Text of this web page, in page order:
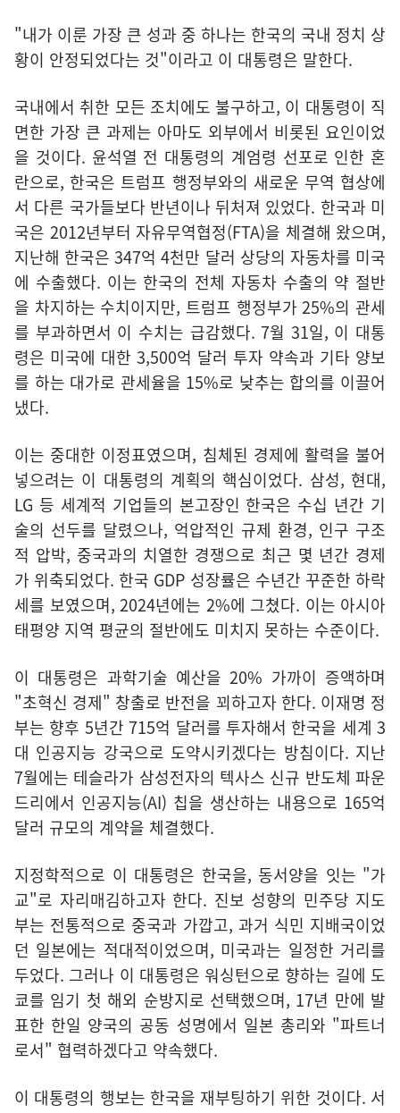
"내가 이룬 가장 큰 성과 중 하나는 한국의 국내 정치 상
황이 안정되었다는 것"이라고 이 대통령은 말한다.
국내에서 취한 모든 조치에도 불구하고, 이 대통령이 직
면한 가장 큰 과제는 아마도 외부에서 비롯된 요인이었
을 것이다. 윤석열 전 대통령의 계엄령 선포로 인한 혼
란으로, 한국은 트럼프 행정부와의 새로운 무역 협상에
서 다른 국가들보다 반년이나 뒤처져 있었다. 한국과 미
국은 2012년부터 자유무역협정(FTA)을 체결해 왔으며,
지난해 한국은 347억 4천만 달러 상당의 자동차를 미국
에 수출했다. 이는 한국의 전체 자동차 수출의 약 절반
을 차지하는 수치이지만, 트럼프 행정부가 25%의 관세
를 부과하면서 이 수치는 급감했다. 7월 31일, 이 대통
령은 미국에 대한 3,500억 달러 투자 약속과 기타 양보
를 하는 대가로 관세율을 15%로 낮추는 합의를 이끌어
냈다.
이는 중대한 이정표였으며, 침체된 경제에 활력을 불어
넣으려는 이 대통령의 계획의 핵심이었다. 삼성, 현대,
LG 등 세계적 기업들의 본고장인 한국은 수십 년간 기
술의 선두를 달렸으나, 억압적인 규제 환경, 인구 구조
적 압박, 중국과의 치열한 경쟁으로 최근 몇 년간 경제
가 위축되었다. 한국 GDP 성장률은 수년간 꾸준한 하락
세를 보였으며, 2024년에는 2%에 그쳤다. 이는 아시아
태평양 지역 평균의 절반에도 미치지 못하는 수준이다.
이 대통령은 과학기술 예산을 20% 가까이 증액하며
"초혁신 경제" 창출로 반전을 꾀하고자 한다. 이재명 정
부는 향후 5년간 715억 달러를 투자해서 한국을 세계 3
대 인공지능 강국으로 도약시키겠다는 방침이다. 지난
7월에는 테슬라가 삼성전자의 텍사스 신규 반도체 파운
드리에서 인공지능(AI) 칩을 생산하는 내용으로 165억
달러 규모의 계약을 체결했다.
지정학적으로 이 대통령은 한국을, 동서양을 잇는 "가
교"로 자리매김하고자 한다. 진보 성향의 민주당 지도
부는 전통적으로 중국과 가깝고, 과거 식민 지배국이었
던 일본에는 적대적이었으며, 미국과는 일정한 거리를
두었다. 그러나 이 대통령은 워싱턴으로 향하는 길에 도
쿄를 임기 첫 해외 순방지로 선택했으며, 17년 만에 발
표한 한일 양국의 공동 성명에서 일본 총리와 "파트너
로서" 협력하겠다고 약속했다.
이 대통령의 행보는 한국을 재부팅하기 위한 것이다. 서